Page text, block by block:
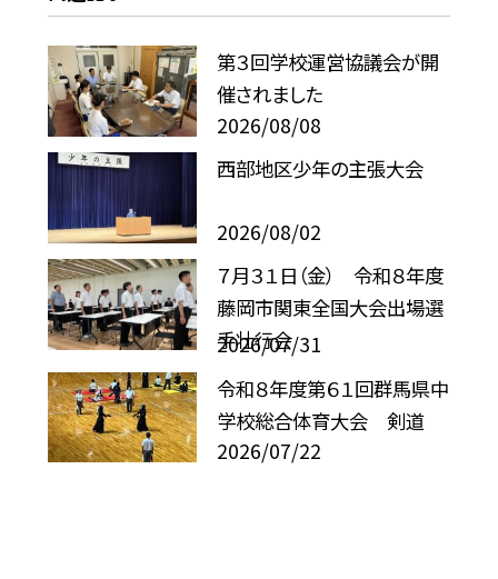
第３回学校運営協議会が開
催されました
2026/08/08
西部地区少年の主張大会
2026/08/02
７月３１日（金） 令和８年度
藤岡市関東全国大会出場選
手壮行会
2026/07/31
令和８年度第６１回群馬県中
学校総合体育大会 剣道
2026/07/22